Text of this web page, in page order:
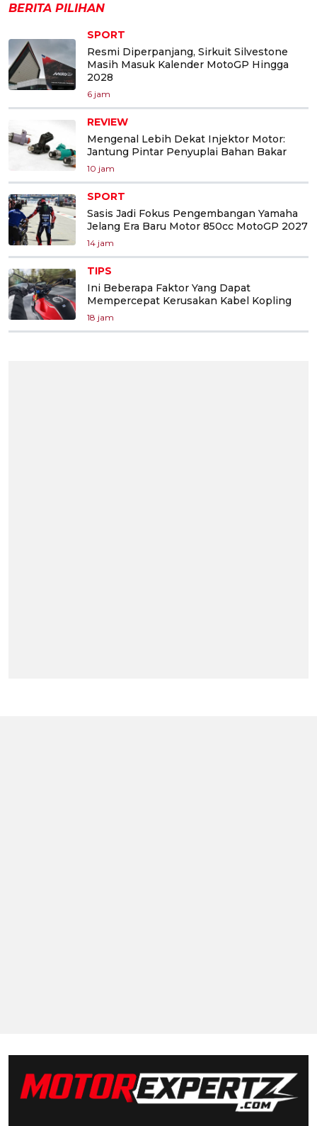
BERITA PILIHAN
SPORT
Resmi Diperpanjang, Sirkuit Silvestone
Masih Masuk Kalender MotoGP Hingga
2028
6 jam
REVIEW
Mengenal Lebih Dekat Injektor Motor:
Jantung Pintar Penyuplai Bahan Bakar
10 jam
SPORT
Sasis Jadi Fokus Pengembangan Yamaha
Jelang Era Baru Motor 850cc MotoGP 2027
14 jam
TIPS
Ini Beberapa Faktor Yang Dapat
Mempercepat Kerusakan Kabel Kopling
18 jam